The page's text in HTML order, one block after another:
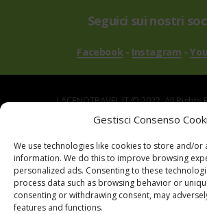
Gestisci Consenso
We use technologies like cookies to store and/or
information. We do this to improve browsing
personalized ads. Consenting to these
process data such as browsing behavior or
consenting or withdrawing consent, may
features and functions.
Seguici sui nostri
Facebook - Instagram -
LACENOTRAVEL.IT © 2022. All
via Alle Mandrie, 83043 Bagnoli Irpino
Powered byTreeWeb|Privacy|
Contatti |Mappa del Sito